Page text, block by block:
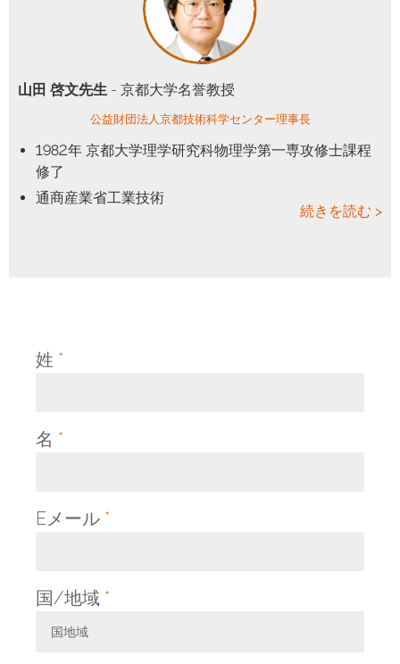
山田 啓文先生 - 京都大学名誉教授
公益財団法人京都技術科学センター理事長
1982年 京都大学理学研究科物理学第一専攻修士課程
修了
通商産業省工業技術
続きを読む >
姓 *
名 *
Eメール *
国/地域 *
国地域